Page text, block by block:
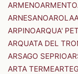
ARMENOARMENTO
ARNESANOAROLA
ARPINOARQUA'
ARQUATA DEL
ARSAGO SEPRIO
ARTA TERME